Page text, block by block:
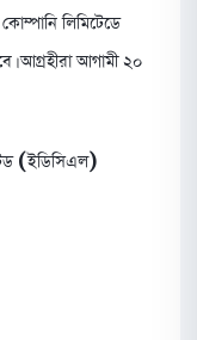
আগ্রহীরা আগামী ২০
(ইডিসিএল)